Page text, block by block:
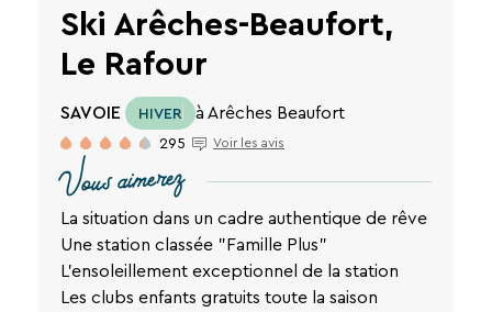
Ski Arêches-Beaufort,
Le Rafour
SAVOIE HIVER à Arêches Beaufort
295 Voir les avis
Vous aimerez
La situation dans un cadre authentique de rêve
Une station classée "Famille Plus"
L'ensoleillement exceptionnel de la station
Les clubs enfants gratuits toute la saison